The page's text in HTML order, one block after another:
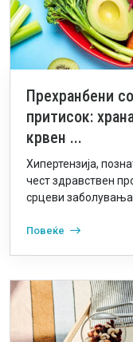
Прехранбени
притисок:
крвен ...
Хипертензија,
чест здравствен
срцеви заболувања...
Повеќе